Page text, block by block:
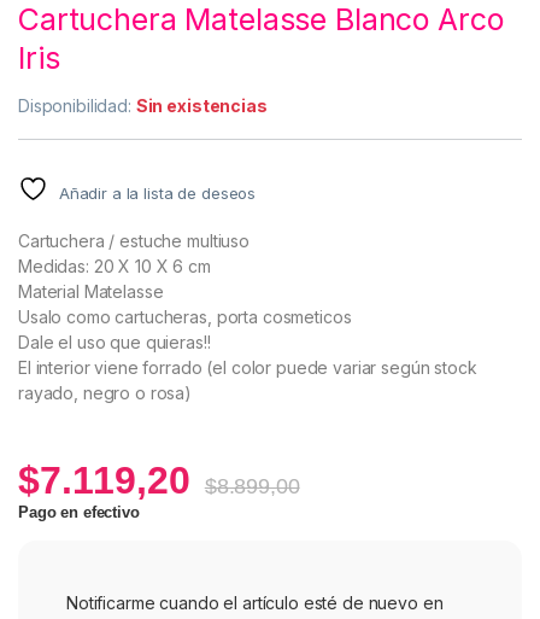
Cartuchera Matelasse Blanco Arco
Iris
Disponibilidad: Sin existencias
Añadir a la lista de deseos
Cartuchera / estuche multiuso
Medidas: 20 X 10 X 6 cm
Material Matelasse
Usalo como cartucheras, porta cosmeticos
Dale el uso que quieras!!
El interior viene forrado (el color puede variar según stock
rayado, negro o rosa)
$7.119,20 $8.899,00
Pago en efectivo
Notificarme cuando el artículo esté de nuevo en